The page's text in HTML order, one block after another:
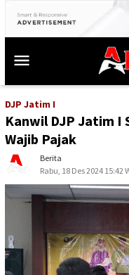
DJP Jatim I
Kanwil DJP Jatim I
Wajib Pajak
Berita
Rabu, 18 Des 2024 15:42